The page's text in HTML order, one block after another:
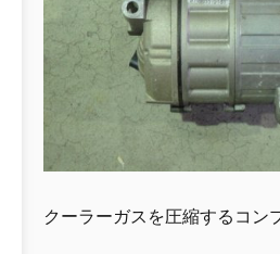
クーラーガスを圧縮するコン